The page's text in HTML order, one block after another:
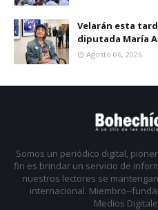
Velarán esta
diputada María
Agosto 06, 2026
Somos un periódico digital,
fin es brindar un servicio de
nuestros lectores se
internacional. Miembro--
Medios